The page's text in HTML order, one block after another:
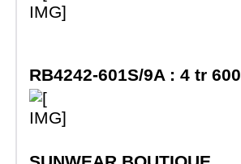
RB4242-601S/9A : 4 tr 600